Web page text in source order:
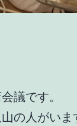
議です。
の人がいま